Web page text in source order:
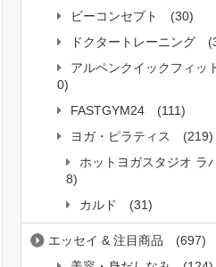
ビーコンセプト
(30)
ドクタートレーニング
アルペンクイックフィッ
0)
FASTGYM24
(111)
ヨガ・ピラティス
(219)
ホットヨガスタジオ ラ
8)
カルド
(31)
エッセイ & 注目商品
(697)